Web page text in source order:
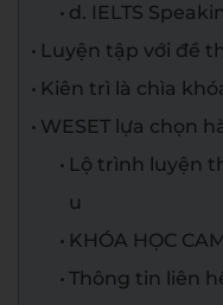
d. IELTS
Luyện tập với đề
Kiên trì là chìa
WESET lựa chọn
Lộ trình luyện
u
KHÓA HỌC
Thông tin liên